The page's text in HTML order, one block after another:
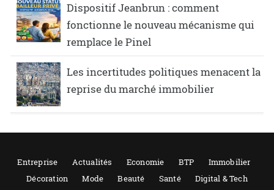
Dispositif Jeanbrun : comment
fonctionne le nouveau mécanisme qui
remplace le Pinel
Les incertitudes politiques menacent la
reprise du marché immobilier
Entreprise Actualités Economie BTP
Immobilier
Décoration
Mode Beauté Santé
Digital & Tech